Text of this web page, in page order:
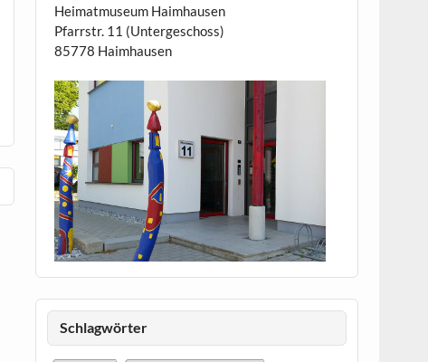
Heimatmuseum Haimhausen
Pfarrstr. 11 (Untergeschoss)
85778 Haimhausen
Schlagwörter